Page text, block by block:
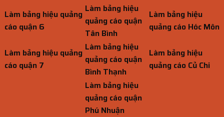
Làm bảng hiệu quảng
cáo quận 6
Làm bảng hiệu
quảng cáo quận
Tân Bình
Làm bảng hiệu
quảng cáo Hóc Môn
Làm bảng hiệu quảng
cáo quận 7
Làm bảng hiệu
quảng cáo quận
Bình Thạnh
Làm bảng hiệu
quảng cáo Củ Chi
Làm bảng hiệu
quảng cáo quận
Phú Nhuận